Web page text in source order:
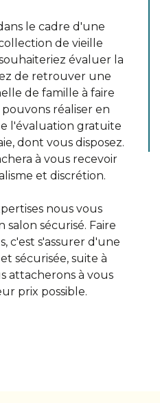
le cadre d'une
de vieille
évaluer la
de retrouver une
de famille à faire
réaliser en
l'évaluation gratuite
dont vous disposez.
à vous recevoir
et discrétion.
nous vous
salon sécurisé. Faire
c'est s'assurer d'une
sécurisée, suite à
attacherons à vous
prix possible.